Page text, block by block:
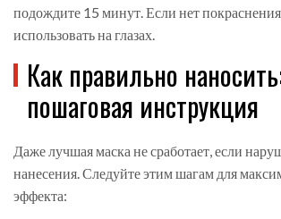
подождите 15 минут. Если нет
использовать на глазах.
Как правильно
пошаговая инструкция
Даже лучшая маска не сработает, если
нанесения. Следуйте этим шагам для
эффекта: